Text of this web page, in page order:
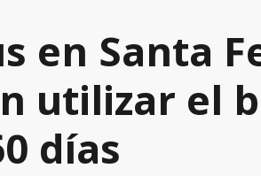
en Santa
utilizar el
días